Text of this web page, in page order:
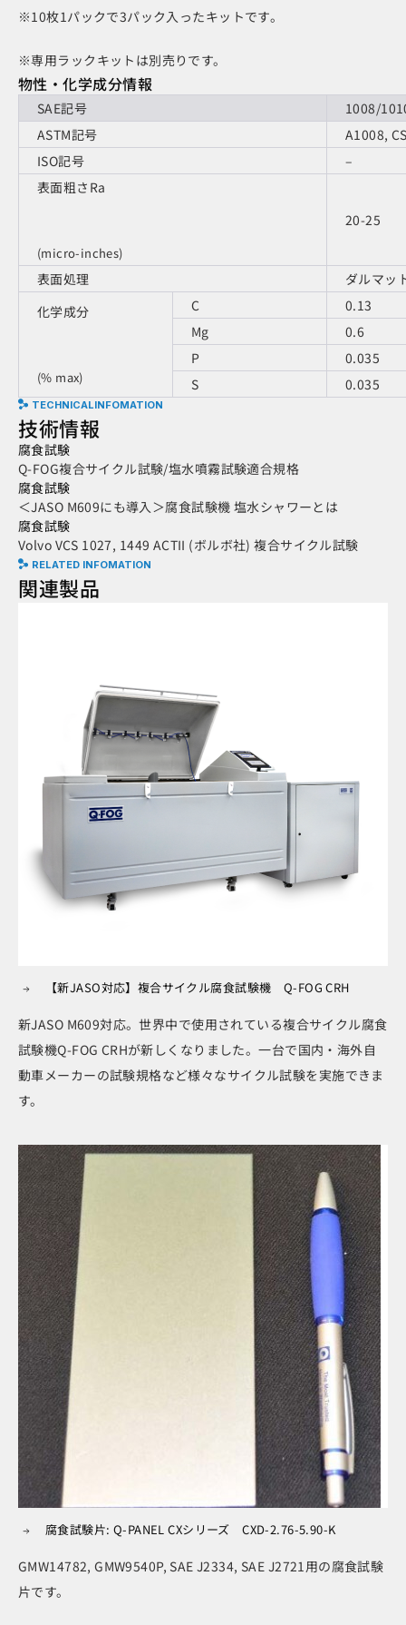
※10枚1パックで3パック入ったキットです。
※専用ラックキットは別売りです。
物性・化学成分情報
SAE記号
1008/
ASTM記号
A1008,
ISO記号
–
表面粗さRa
(micro-inches)
20-25
表面処理
ダルマッ
化学成分
(% max)
C
0.13
Mg
0.6
P
0.035
S
0.035
TECHNICALINFOMATION
技術情報
腐食試験
Q-FOG複合サイクル試験/塩水噴霧試験適合規格
腐食試験
＜JASO M609にも導入＞腐食試験機 塩水シャワーとは
腐食試験
Volvo VCS 1027, 1449 ACTII (ボルボ社) 複合サイクル試験
RELATED INFOMATION
関連製品
【新JASO対応】複合サイクル腐食試験機 Q-FOG CRH
新JASO M609対応。世界中で使用されている複合サイクル腐食
試験機Q-FOG CRHが新しくなりました。一台で国内・海外自
動車メーカーの試験規格など様々なサイクル試験を実施できま
す。
腐食試験片: Q-PANEL CXシリーズ CXD-2.76-5.90-K
GMW14782, GMW9540P, SAE J2334, SAE J2721用の腐食試験
片です。